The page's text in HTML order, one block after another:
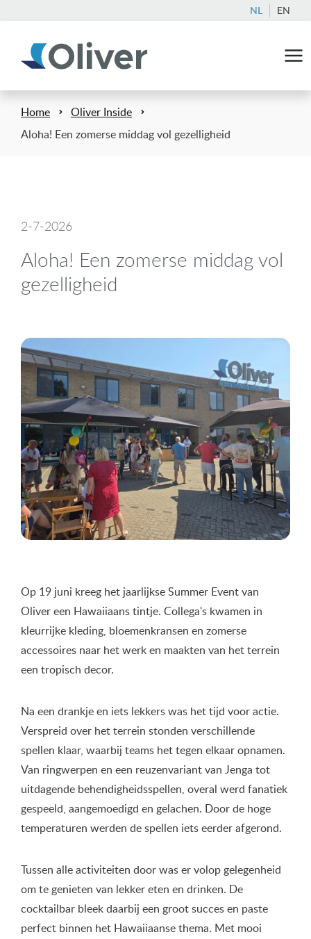
NL EN
Home
Oliver Inside
Aloha! Een zomerse middag vol gezelligheid
2-7-2026
Aloha! Een zomerse middag vol
gezelligheid
Op 19 juni kreeg het jaarlijkse Summer Event van
Oliver een Hawaiiaans tintje. Collega's kwamen in
kleurrijke kleding, bloemenkransen en zomerse
accessoires naar het werk en maakten van het terrein
een tropisch decor.
Na een drankje en iets lekkers was het tijd voor actie.
Verspreid over het terrein stonden verschillende
spellen klaar, waarbij teams het tegen elkaar opnamen.
Van ringwerpen en een reuzenvariant van Jenga tot
uitdagende behendigheidsspellen, overal werd fanatiek
gespeeld, aangemoedigd en gelachen. Door de hoge
temperaturen werden de spellen iets eerder afgerond.
Tussen alle activiteiten door was er volop gelegenheid
om te genieten van lekker eten en drinken. De
cocktailbar bleek daarbij een groot succes en paste
perfect binnen het Hawaiiaanse thema. Met mooi